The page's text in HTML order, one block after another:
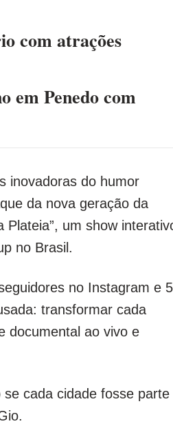
com atrações
em Penedo com
inovadoras do humor
da nova geração da
Plateia”, um show
no Brasil.
no Instagram e
transformar cada
documental ao vivo e
cada cidade fosse parte